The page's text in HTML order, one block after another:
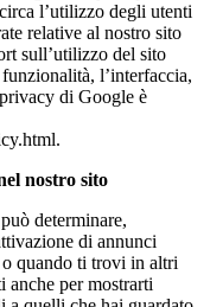
l’utilizzo degli utenti
relative al nostro sito
sull’utilizzo del sito
l’interfaccia,
di Google è
nostro sito
determinare,
di annunci
quando ti trovi in altri
anche per mostrarti